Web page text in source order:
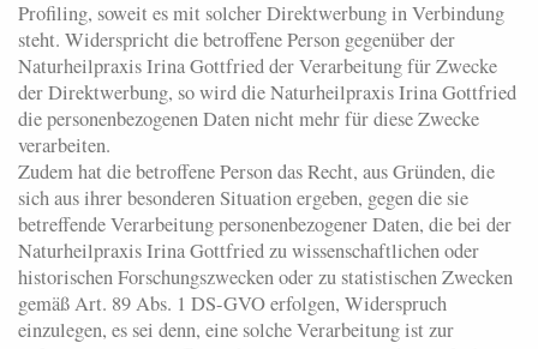
Profiling, soweit es mit solcher Direktwerbung in Verbindung
steht. Widerspricht die betroffene Person gegenüber der
Naturheilpraxis Irina Gottfried der Verarbeitung für Zwecke
der Direktwerbung, so wird die Naturheilpraxis Irina Gottfried
die personenbezogenen Daten nicht mehr für diese Zwecke
verarbeiten.
Zudem hat die betroffene Person das Recht, aus Gründen, die
sich aus ihrer besonderen Situation ergeben, gegen die sie
betreffende Verarbeitung personenbezogener Daten, die bei der
Naturheilpraxis Irina Gottfried zu wissenschaftlichen oder
historischen Forschungszwecken oder zu statistischen Zwecken
gemäß Art. 89 Abs. 1 DS-GVO erfolgen, Widerspruch
einzulegen, es sei denn, eine solche Verarbeitung ist zur